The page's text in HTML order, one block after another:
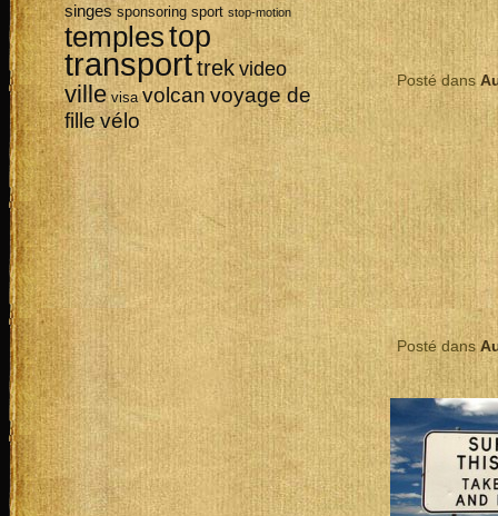
Posté dans
Posté dans
singes sponsoring sport stop-motion
templestop
transporttrek video
ville visa volcan voyage de
fillevélo